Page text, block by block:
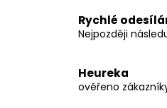
Rychlé
Nejpozději
Heureka
ověřeno